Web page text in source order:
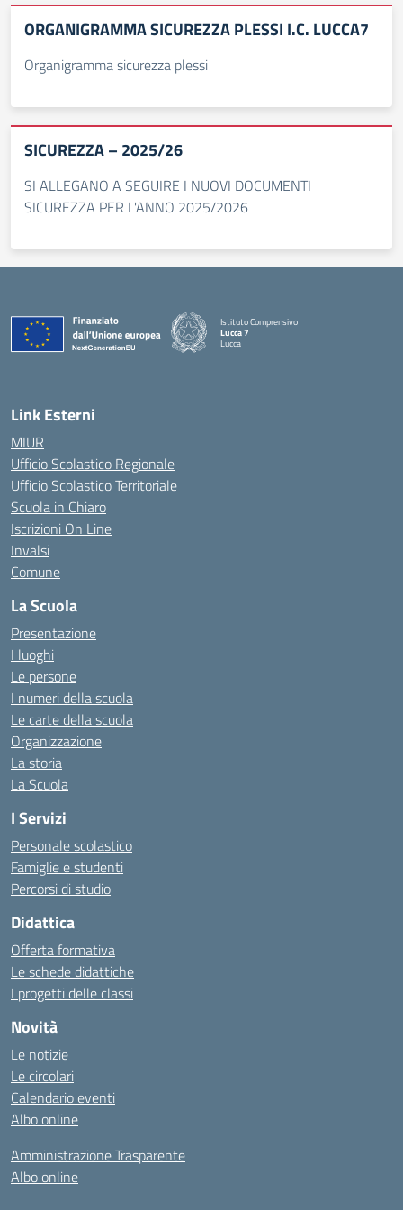
ORGANIGRAMMA SICUREZZA PLESSI I.C. LUCCA7
Organigramma sicurezza plessi
SICUREZZA – 2025/26
SI ALLEGANO A SEGUIRE I NUOVI DOCUMENTI
SICUREZZA PER L'ANNO 2025/2026
Istituto Comprensivo
Lucca 7
Lucca
Link Esterni
MIUR
Ufficio Scolastico Regionale
Ufficio Scolastico Territoriale
Scuola in Chiaro
Iscrizioni On Line
Invalsi
Comune
La Scuola
Presentazione
I luoghi
Le persone
I numeri della scuola
Le carte della scuola
Organizzazione
La storia
La Scuola
I Servizi
Personale scolastico
Famiglie e studenti
Percorsi di studio
Didattica
Offerta formativa
Le schede didattiche
I progetti delle classi
Novità
Le notizie
Le circolari
Calendario eventi
Albo online
Amministrazione Trasparente
Albo online